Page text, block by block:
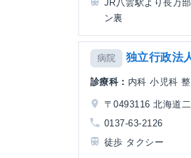
JR八雲駅より長万
ン裏
病院 独立行政法
診療科： 内科 小児科
〒0493116 北海道
0137-63-2126
徒歩 タクシー